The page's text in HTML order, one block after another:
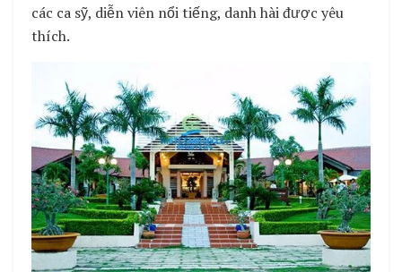
các ca sỹ, diễn viên nổi tiếng, danh hài được yêu
thích.